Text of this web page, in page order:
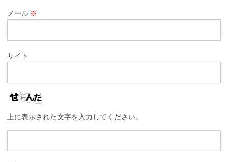
メール ※
サイト
上に表示された文字を入力してください。